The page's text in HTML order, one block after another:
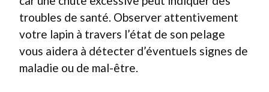
troubles de santé. Observer attentivement
votre lapin à travers l’état de son pelage
vous aidera à détecter d’éventuels signes de
maladie ou de mal-être.